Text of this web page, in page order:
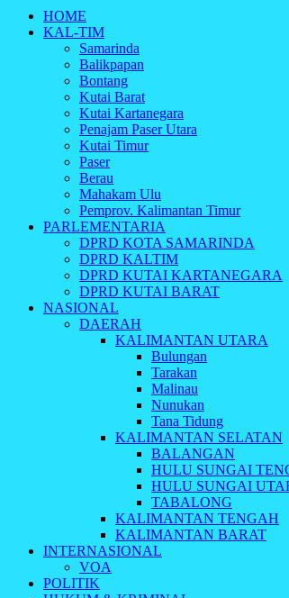
HOME
KAL-TIM
Samarinda
Balikpapan
Bontang
Kutai Barat
Kutai Kartanegara
Penajam Paser Utara
Kutai Timur
Paser
Berau
Mahakam Ulu
Pemprov. Kalimantan Timur
PARLEMENTARIA
DPRD KOTA SAMARINDA
DPRD KALTIM
DPRD KUTAI KARTANEGARA
DPRD KUTAI BARAT
NASIONAL
DAERAH
KALIMANTAN UTARA
Bulungan
Tarakan
Malinau
Nunukan
Tana Tidung
KALIMANTAN SELATAN
BALANGAN
HULU SUNGAI
HULU SUNGAI
TABALONG
KALIMANTAN TENGAH
KALIMANTAN BARAT
INTERNASIONAL
VOA
POLITIK